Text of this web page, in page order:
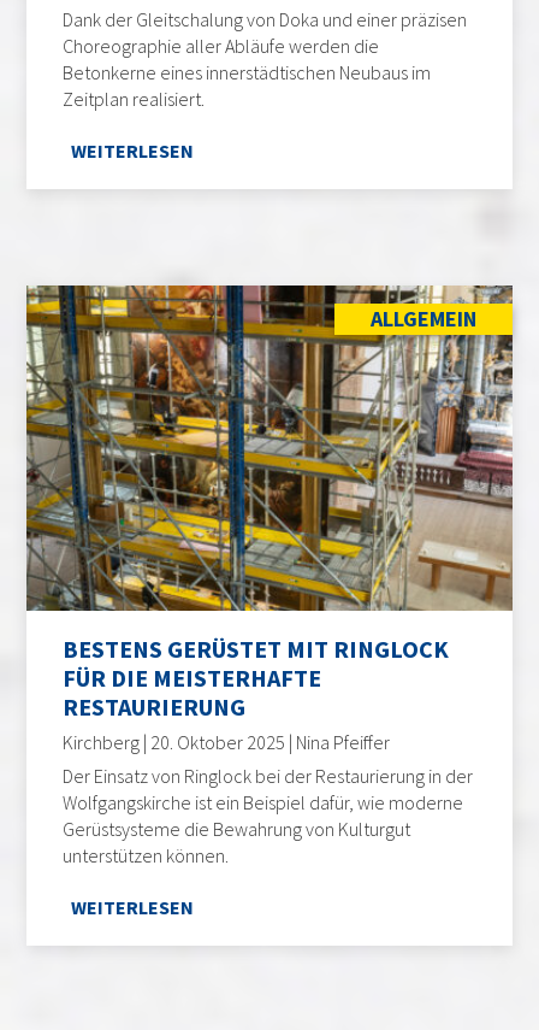
Dank der Gleitschalung von Doka und einer präzisen
Choreographie aller Abläufe werden die
Betonkerne eines innerstädtischen Neubaus im
Zeitplan realisiert.
WEITERLESEN
ALLGEMEIN
BESTENS GERÜSTET MIT RINGLOCK
FÜR DIE MEISTERHAFTE
RESTAURIERUNG
Kirchberg | 20. Oktober 2025 | Nina Pfeiffer
Der Einsatz von Ringlock bei der Restaurierung in der
Wolfgangskirche ist ein Beispiel dafür, wie moderne
Gerüstsysteme die Bewahrung von Kulturgut
unterstützen können.
WEITERLESEN